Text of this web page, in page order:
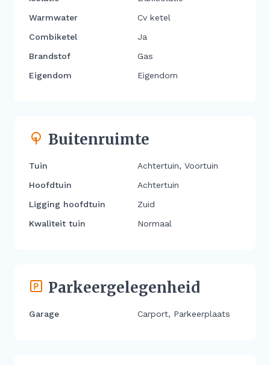
Warmwater
Cv ketel
Combiketel
Ja
Brandstof
Gas
Eigendom
Eigendom
Buitenruimte
Tuin
Achtertuin, Voortuin
Hoofdtuin
Achtertuin
Ligging hoofdtuin
Zuid
Kwaliteit tuin
Normaal
Parkeergelegenheid
Garage Carport, Parkeerplaats